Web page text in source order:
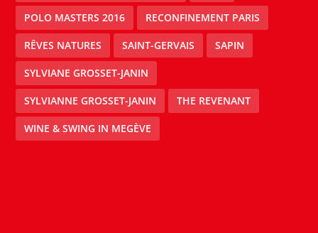
POLO MASTERS 2016 RECONFINEMENT PARIS
RÊVES NATURES SAINT-GERVAIS SAPIN
SYLVIANE GROSSET-JANIN
SYLVIANNE GROSSET-JANIN THE REVENANT
WINE & SWING IN MEGÈVE